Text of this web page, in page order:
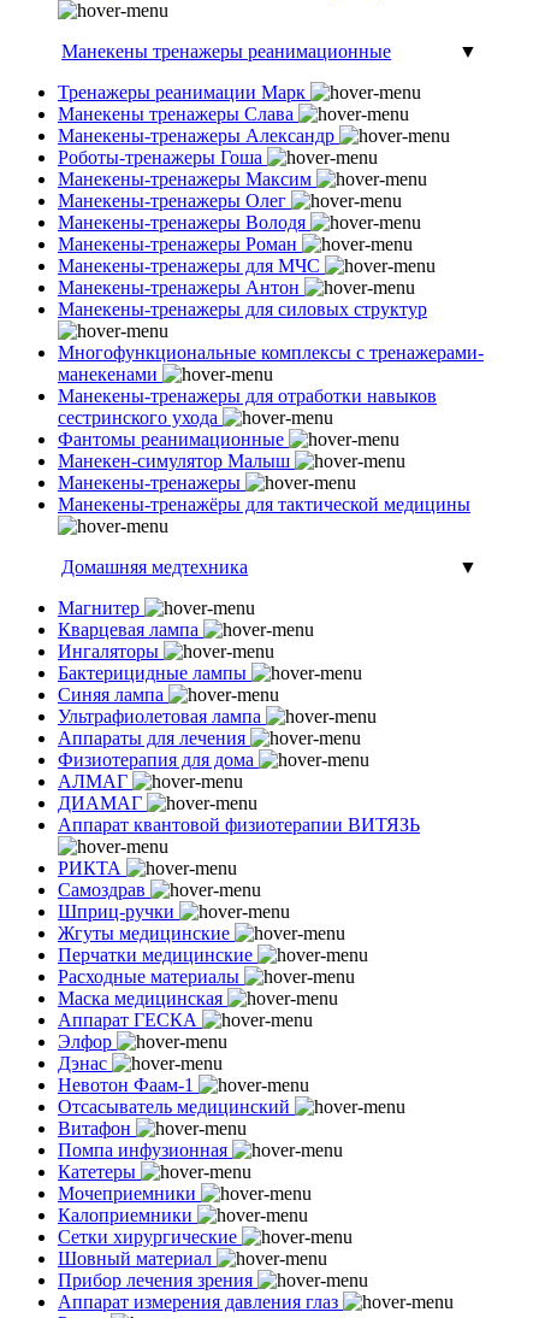
Манекены тренажеры реанимационные
▼
Тренажеры реанимации Марк
Манекены тренажеры Слава
Манекены-тренажеры Александр
Роботы-тренажеры Гоша
Манекены-тренажеры Максим
Манекены-тренажеры Олег
Манекены-тренажеры Володя
Манекены-тренажеры Роман
Манекены-тренажеры для МЧС
Манекены-тренажеры Антон
Манекены-тренажеры для силовых структур
Многофункциональные комплексы с тренажерами-
манекенами
Манекены-тренажеры для отработки навыков
сестринского ухода
Фантомы реанимационные
Манекен-симулятор Малыш
Манекены-тренажеры
Манекены-тренажёры для тактической медицины
Домашняя медтехника
▼
Магнитер
Кварцевая лампа
Ингаляторы
Бактерицидные лампы
Синяя лампа
Ультрафиолетовая лампа
Аппараты для лечения
Физиотерапия для дома
АЛМАГ
ДИАМАГ
Аппарат квантовой физиотерапии ВИТЯЗЬ
РИКТА
Самоздрав
Шприц-ручки
Жгуты медицинские
Перчатки медицинские
Расходные материалы
Маска медицинская
Аппарат ГЕСКА
Элфор
Дэнас
Невотон Фаам-1
Отсасыватель медицинский
Витафон
Помпа инфузионная
Катетеры
Мочеприемники
Калоприемники
Сетки хирургические
Шовный материал
Прибор лечения зрения
Аппарат измерения давления глаз